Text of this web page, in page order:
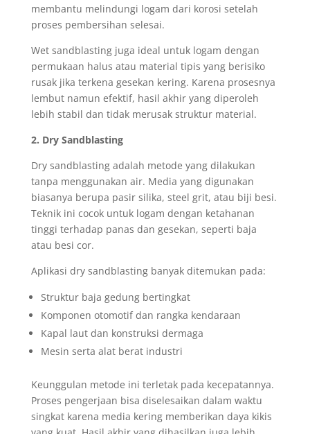
membantu melindungi logam dari korosi setelah
proses pembersihan selesai.
Wet sandblasting juga ideal untuk logam dengan
permukaan halus atau material tipis yang berisiko
rusak jika terkena gesekan kering. Karena prosesnya
lembut namun efektif, hasil akhir yang diperoleh
lebih stabil dan tidak merusak struktur material.
2. Dry Sandblasting
Dry sandblasting adalah metode yang dilakukan
tanpa menggunakan air. Media yang digunakan
biasanya berupa pasir silika, steel grit, atau biji besi.
Teknik ini cocok untuk logam dengan ketahanan
tinggi terhadap panas dan gesekan, seperti baja
atau besi cor.
Aplikasi dry sandblasting banyak ditemukan pada:
Struktur baja gedung bertingkat
Komponen otomotif dan rangka kendaraan
Kapal laut dan konstruksi dermaga
Mesin serta alat berat industri
Keunggulan metode ini terletak pada kecepatannya.
Proses pengerjaan bisa diselesaikan dalam waktu
singkat karena media kering memberikan daya kikis